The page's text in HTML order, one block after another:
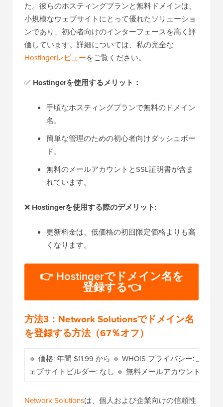
た。彼らのホスティングプランと無料ドメインは、
小規模なウェブサイトにとって優れたソリューショ
ンであり、初心者向けのインターフェースを高く評
価しています。詳細については、私の完全な
Hostingerレビューをご覧ください。
✅ Hostingerを使用するメリット：
手頃なホスティングプランで無料のドメイン
名。
簡単な管理のための初心者向けダッシュボー
ド。
無料のメールアカウントとSSL証明書が含ま
れています。
❌ Hostingerを使用する際のデメリット:
更新料金は、低価格の初回限定価格よりも高
くなります。
👉 Hostingerでドメイン名を
登録する👈
方法3：Network Solutionsでドメイン名
を登録する方法（67％オフ）
🔹 価格: 年間 $11.99 から 🔹 WHOIS プライバシー: 上位
ェブサイトビルダー: なし 🔹 無料メールアカウント: なし
Network Solutionsは、個人および企業向けの信頼性